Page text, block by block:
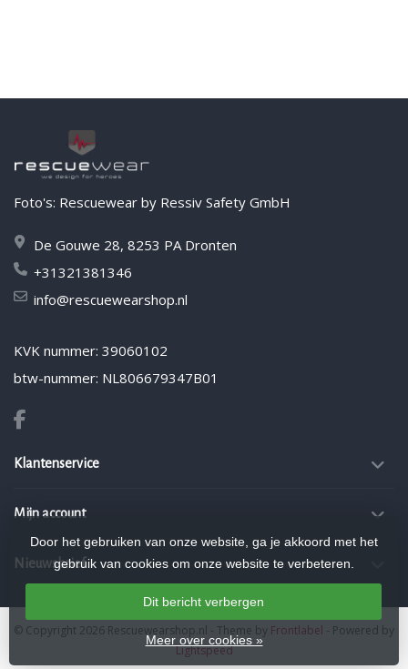
Foto's: Rescuewear by Ressiv Safety GmbH
De Gouwe 28, 8253 PA Dronten
+31321381346
info@rescuewearshop.nl
KVK nummer: 39060102
btw-nummer: NL806679347B01
Klantenservice
Mijn account
Nieuwsbrief
Door het gebruiken van onze website, ga je akkoord met het
gebruik van cookies om onze website te verbeteren.
Dit bericht verbergen
Meer over cookies »
© Copyright 2026 Rescuewearshop.nl - Theme by Frontlabel - Powered by
Lightspeed